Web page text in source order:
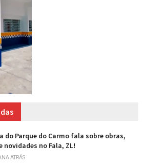
do Parque do Carmo fala sobre obras,
novidades no Fala, ZL!
ATRÁS